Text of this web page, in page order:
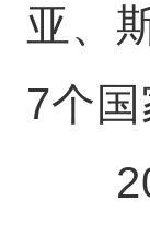
亚、
7个